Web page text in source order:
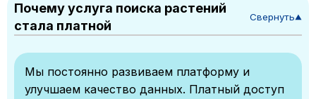
Почему услуга поиска растений
стала платной
Свернуть▼
Мы постоянно развиваем платформу и
улучшаем качество данных. Платный доступ